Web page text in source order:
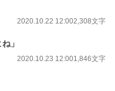
2020.10.22 12:002,308文字
」
2020.10.23 12:001,846文字